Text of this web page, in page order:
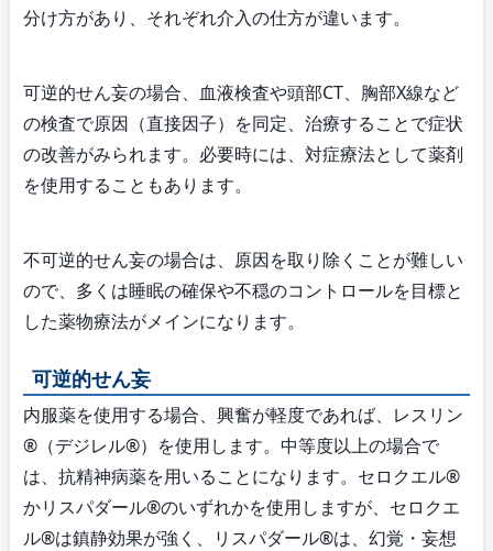
分け方があり、それぞれ介入の仕方が違います。
可逆的せん妄の場合、血液検査や頭部CT、胸部X線など
の検査で原因（直接因子）を同定、治療することで症状
の改善がみられます。必要時には、対症療法として薬剤
を使用することもあります。
不可逆的せん妄の場合は、原因を取り除くことが難しい
ので、多くは睡眠の確保や不穏のコントロールを目標と
した薬物療法がメインになります。
可逆的せん妄
内服薬を使用する場合、興奮が軽度であれば、レスリン
®（デジレル®）を使用します。中等度以上の場合で
は、抗精神病薬を用いることになります。セロクエル®
かリスパダール®のいずれかを使用しますが、セロクエ
ル®は鎮静効果が強く、リスパダール®は、幻覚・妄想